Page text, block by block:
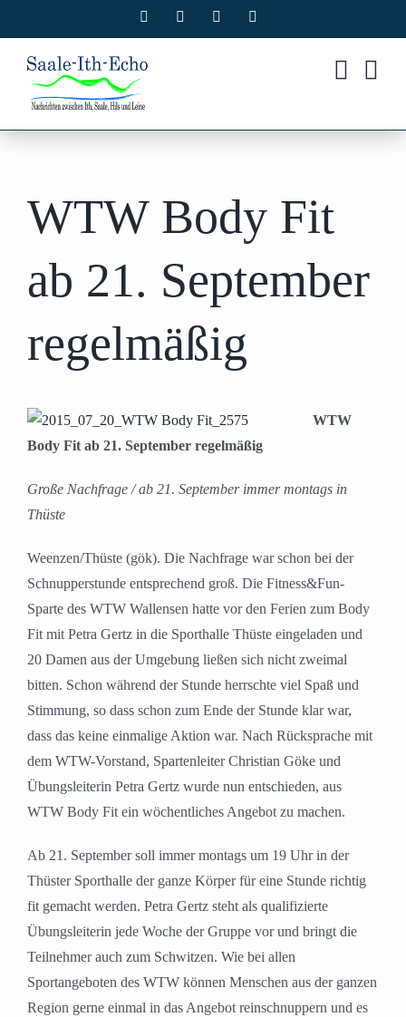
Inhalt
springen
Facebook Instagram
WTW Body Fit
ab 21. September
regelmäßig
WTW
Body Fit ab 21. September regelmäßig
Große Nachfrage / ab 21. September immer montags in
Thüste
Weenzen/Thüste (gök). Die Nachfrage war schon bei der
Schnupperstunde entsprechend groß. Die Fitness&Fun-
Sparte des WTW Wallensen hatte vor den Ferien zum Body
Fit mit Petra Gertz in die Sporthalle Thüste eingeladen und
20 Damen aus der Umgebung ließen sich nicht zweimal
bitten. Schon während der Stunde herrschte viel Spaß und
Stimmung, so dass schon zum Ende der Stunde klar war,
dass das keine einmalige Aktion war. Nach Rücksprache mit
dem WTW-Vorstand, Spartenleiter Christian Göke und
Übungsleiterin Petra Gertz wurde nun entschieden, aus
WTW Body Fit ein wöchentliches Angebot zu machen.
Ab 21. September soll immer montags um 19 Uhr in der
Thüster Sporthalle der ganze Körper für eine Stunde richtig
fit gemacht werden. Petra Gertz steht als qualifizierte
Übungsleiterin jede Woche der Gruppe vor und bringt die
Teilnehmer auch zum Schwitzen. Wie bei allen
Sportangeboten des WTW können Menschen aus der ganzen
Region gerne einmal in das Angebot reinschnuppern und es